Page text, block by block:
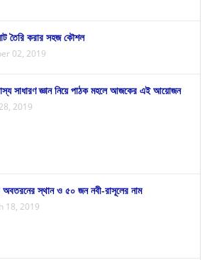
তৈরি করার সহজ কৌশল
02, 2019
সাধারণ জ্ঞান নিয়ে পাঠক মহলে আজকের এই আয়োজন
2019
অবতরনের স্থান ও ৫০ জন নবী-রাসূলের নাম
18, 2019